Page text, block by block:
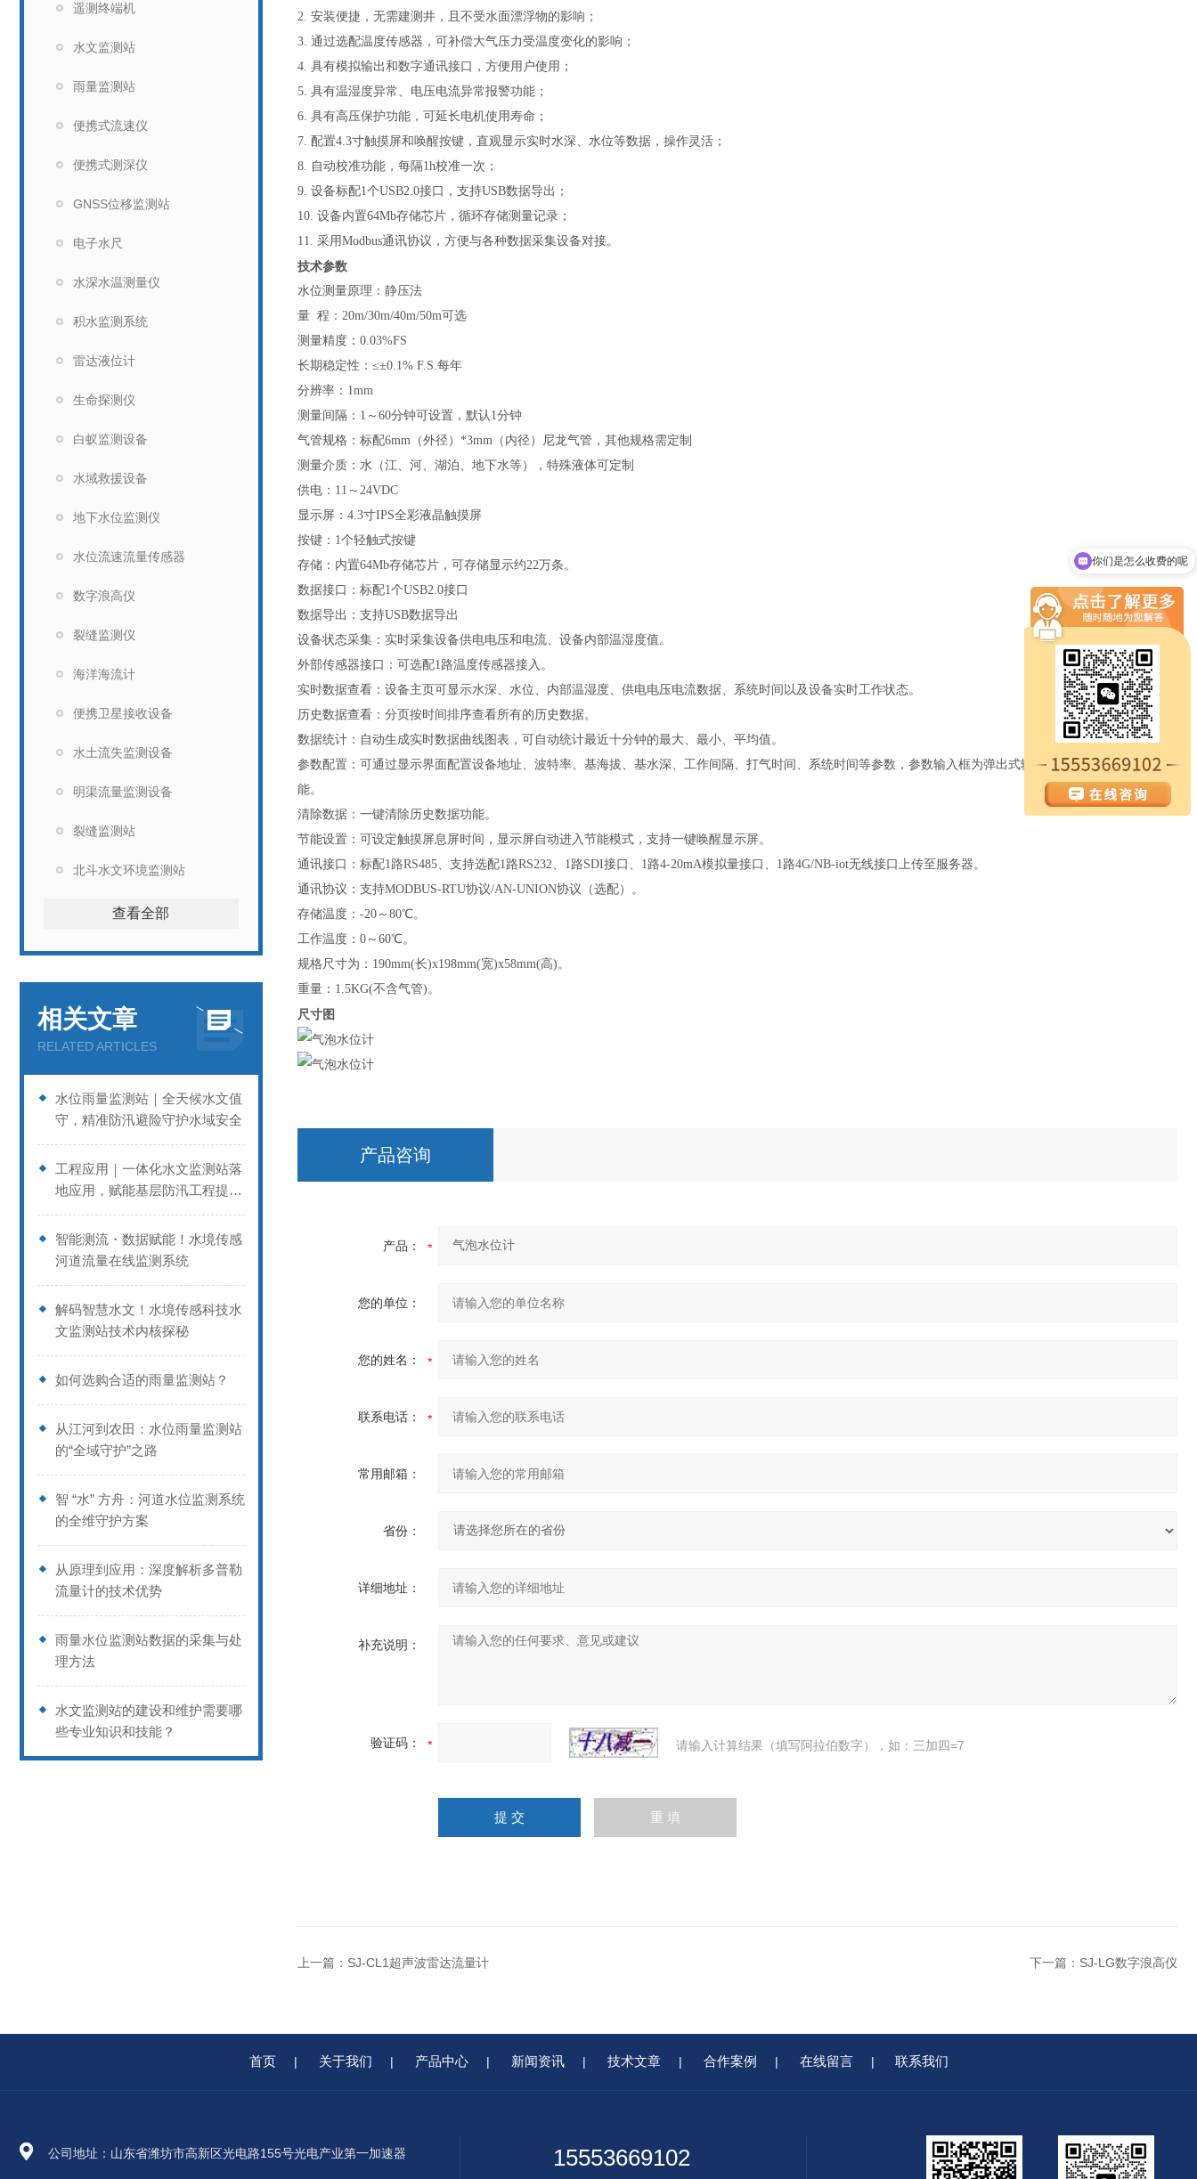
遥测终端机
水文监测站
雨量监测站
便携式流速仪
便携式测深仪
GNSS位移监测站
电子水尺
水深水温测量仪
积水监测系统
雷达液位计
生命探测仪
白蚁监测设备
水域救援设备
地下水位监测仪
水位流速流量传感器
数字浪高仪
裂缝监测仪
海洋海流计
便携卫星接收设备
水土流失监测设备
明渠流量监测设备
裂缝监测站
北斗水文环境监测站
查看全部
相关文章
RELATED ARTICLES
水位雨量监测站｜全天候水文值
守，精准防汛避险守护水域安全
工程应用｜一体化水文监测站落
地应用，赋能基层防汛工程提质
增效
智能测流・数据赋能！水境传感
河道流量在线监测系统
解码智慧水文！水境传感科技水
文监测站技术内核探秘
如何选购合适的雨量监测站？
从江河到农田：水位雨量监测站
的“全域守护”之路
智 “水” 方舟：河道水位监测系统
的全维守护方案
从原理到应用：深度解析多普勒
流量计的技术优势
雨量水位监测站数据的采集与处
理方法
水文监测站的建设和维护需要哪
些专业知识和技能？
2. 安装便捷，无需建测井，且不受水面漂浮物的影响；
3. 通过选配温度传感器，可补偿大气压力受温度变化的影响；
4. 具有模拟输出和数字通讯接口，方便用户使用；
5. 具有温湿度异常、电压电流异常报警功能；
6. 具有高压保护功能，可延长电机使用寿命；
7. 配置4.3寸触摸屏和唤醒按键，直观显示实时水深、水位等数据，操作灵活；
8. 自动校准功能，每隔1h校准一次；
9. 设备标配1个USB2.0接口，支持USB数据导出；
10. 设备内置64Mb存储芯片，循环存储测量记录；
11. 采用Modbus通讯协议，方便与各种数据采集设备对接。
技术参数
水位测量原理：静压法
量 程：20m/30m/40m/50m可选
测量精度：0.03%FS
长期稳定性：≤±0.1% F.S.每年
分辨率：1mm
测量间隔：1～60分钟可设置，默认1分钟
气管规格：标配6mm（外径）*3mm（内径）尼龙气管，其他规格需定制
测量介质：水（江、河、湖泊、地下水等），特殊液体可定制
供电：11～24VDC
显示屏：4.3寸IPS全彩液晶触摸屏
按键：1个轻触式按键
存储：内置64Mb存储芯片，可存储显示约22万条。
数据接口：标配1个USB2.0接口
数据导出：支持USB数据导出
设备状态采集：实时采集设备供电电压和电流、设备内部温湿度值。
外部传感器接口：可选配1路温度传感器接入。
实时数据查看：设备主页可显示水深、水位、内部温湿度、供电电压电流数据、系统时间以及设备实时工作状态。
历史数据查看：分页按时间排序查看所有的历史数据。
数据统计：自动生成实时数据曲线图表，可自动统计最近十分钟的最大、最小、平均值。
参数配置：可通过显示界面配置设备地址、波特率、基海拔、基水深、工作间隔、打气时间、系统时间等参数，参数输入框为弹出式输入框，并具备限值提示功
能。
清除数据：一键清除历史数据功能。
节能设置：可设定触摸屏息屏时间，显示屏自动进入节能模式，支持一键唤醒显示屏。
通讯接口：标配1路RS485、支持选配1路RS232、1路SDI接口、1路4-20mA模拟量接口、1路4G/NB-iot无线接口上传至服务器。
通讯协议：支持MODBUS-RTU协议/AN-UNION协议（选配）。
存储温度：-20～80℃。
工作温度：0～60℃。
规格尺寸为：190mm(长)x198mm(宽)x58mm(高)。
重量：1.5KG(不含气管)。
尺寸图
产品咨询
产品：
您的单位：
您的姓名：
联系电话：
常用邮箱：
省份：
详细地址：
补充说明：
验证码： 请输入计算结果（填写阿拉伯数字），如：三加四=7
上一篇： SJ-CL1超声波雷达流量计 下一篇： SJ-LG数字浪高仪
首页 | 关于我们 | 产品中心 | 新闻资讯 | 技术文章 | 合作案例 | 在线留言 | 联系我们
公司地址：山东省潍坊市高新区光电路155号光电产业第一加速器 15553669102
你们是怎么收费的呢